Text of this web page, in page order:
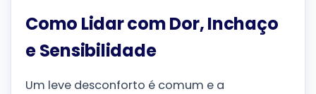
Como Lidar com Dor, Inchaço
e Sensibilidade
Um leve desconforto é comum e a